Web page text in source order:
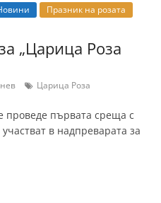
Празник на розата
„Царица Роза
Царица Роза
проведе първата среща с
в надпреварата за